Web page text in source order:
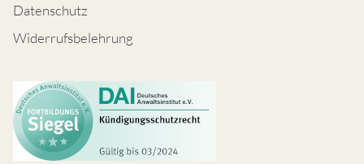
Datenschutz
Widerrufsbelehrung